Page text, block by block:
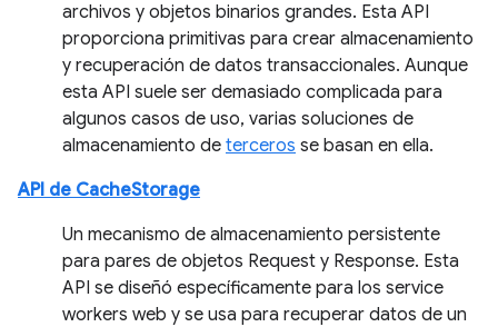
archivos y objetos binarios grandes. Esta API
proporciona primitivas para crear almacenamiento
y recuperación de datos transaccionales. Aunque
esta API suele ser demasiado complicada para
algunos casos de uso, varias soluciones de
almacenamiento de terceros se basan en ella.
API de CacheStorage
Un mecanismo de almacenamiento persistente
para pares de objetos Request y Response. Esta
API se diseñó específicamente para los service
workers web y se usa para recuperar datos de un